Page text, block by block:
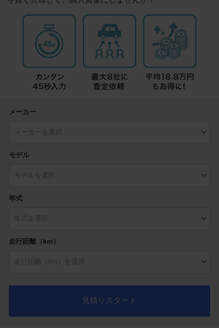
メーカー
モデル
年式
走行距離（km）
見積りスタート